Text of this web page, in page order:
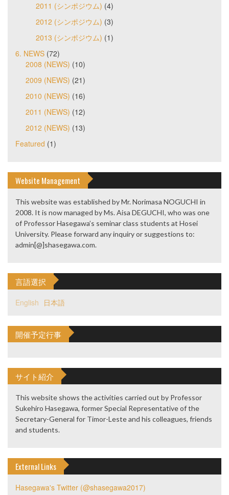
2011 (シンポジウム) (4)
2012 (シンポジウム) (3)
2013 (シンポジウム) (1)
6. NEWS (72)
2008 (NEWS) (10)
2009 (NEWS) (21)
2010 (NEWS) (16)
2011 (NEWS) (12)
2012 (NEWS) (13)
Featured (1)
Website Management
This website was established by Mr. Norimasa NOGUCHI in
2008. It is now managed by Ms. Aisa DEGUCHI, who was one
of Professor Hasegawa’s seminar class students at Hosei
University. Please forward any inquiry or suggestions to:
admin[@]shasegawa.com.
言語選択
English 日本語
開催予定行事
サイト紹介
This website shows the activities carried out by Professor
Sukehiro Hasegawa, former Special Representative of the
Secretary-General for Timor-Leste and his colleagues, friends
and students.
External Links
Hasegawa's Twitter (@shasegawa2017)